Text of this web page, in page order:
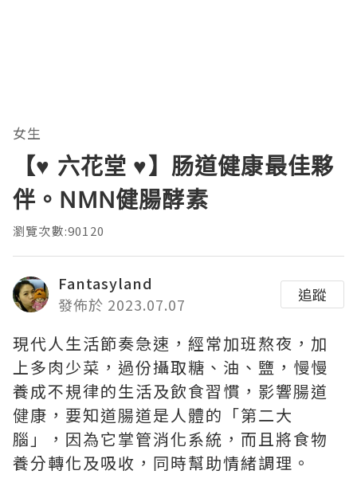
女生
【♥ 六花堂 ♥】肠道健康最佳夥
伴。NMN健腸酵素
瀏覽次數:90120
Fantasyland
發佈於 2023.07.07
追蹤
現代人生活節奏急速，經常加班熬夜，加
上多肉少菜，過份攝取糖、油、鹽，慢慢
養成不規律的生活及飲食習慣，影響腸道
健康，要知道腸道是人體的「第二大
腦」，因為它掌管消化系統，而且將食物
養分轉化及吸收，同時幫助情緒調理。